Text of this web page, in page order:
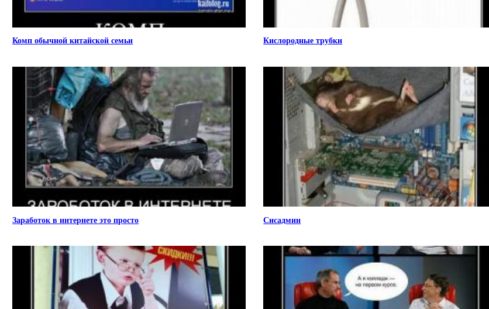
Комп обычной китайской семьи Кислородные трубки
Заработок в интернете это просто Сисадмин